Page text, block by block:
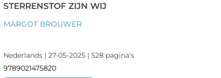
STERRENSTOF ZIJN WIJ
MARGOT BROUWER
Nederlands | 27-05-2025 | 528 pagina's
9789021475820